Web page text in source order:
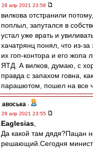
28 апр 2021 23:58
вилкова отстранили
поплыл, запутался в
устал уже врать и
хачатрянц понял, что из-за
их гоп-контора и его жопа
ЯТД. А вилков, думаю, с
правда с запахом говна,
парашютом, пошел на все
авоська -
28 апр 2021 23:55
Eaglesias
Да какой там дядя?Пацан
решающий.Сегодня